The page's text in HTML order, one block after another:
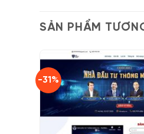
SẢN PHẨM
-31%